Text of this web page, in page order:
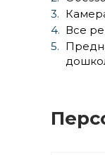
Все